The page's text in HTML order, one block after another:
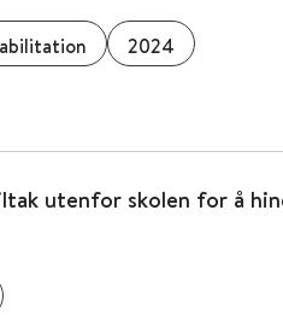
2024
utenfor skolen for å